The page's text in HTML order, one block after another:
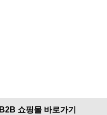
B2B 쇼핑몰 바로가기